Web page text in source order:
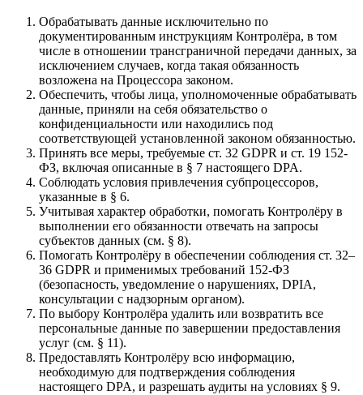
Обрабатывать данные исключительно по
документированным инструкциям Контролёра, в том
числе в отношении трансграничной передачи данных, за
исключением случаев, когда такая обязанность
возложена на Процессора законом.
Обеспечить, чтобы лица, уполномоченные обрабатывать
данные, приняли на себя обязательство о
конфиденциальности или находились под
соответствующей установленной законом обязанностью.
Принять все меры, требуемые ст. 32 GDPR и ст. 19 152-
ФЗ, включая описанные в § 7 настоящего DPA.
Соблюдать условия привлечения субпроцессоров,
указанные в § 6.
Учитывая характер обработки, помогать Контролёру в
выполнении его обязанности отвечать на запросы
субъектов данных (см. § 8).
Помогать Контролёру в обеспечении соблюдения ст. 32–
36 GDPR и применимых требований 152-ФЗ
(безопасность, уведомление о нарушениях, DPIA,
консультации с надзорным органом).
По выбору Контролёра удалить или возвратить все
персональные данные по завершении предоставления
услуг (см. § 11).
Предоставлять Контролёру всю информацию,
необходимую для подтверждения соблюдения
настоящего DPA, и разрешать аудиты на условиях § 9.